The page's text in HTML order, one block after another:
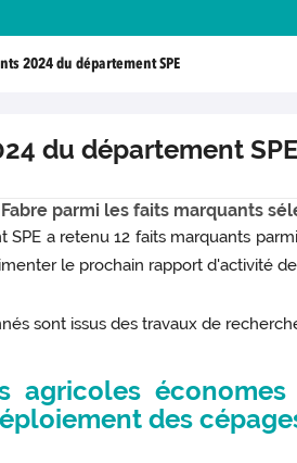
2024 du département SPE
du département
parmi les faits marquants
a retenu 12 faits marquants
le prochain rapport d'activité
sont issus des travaux de
agricoles
des